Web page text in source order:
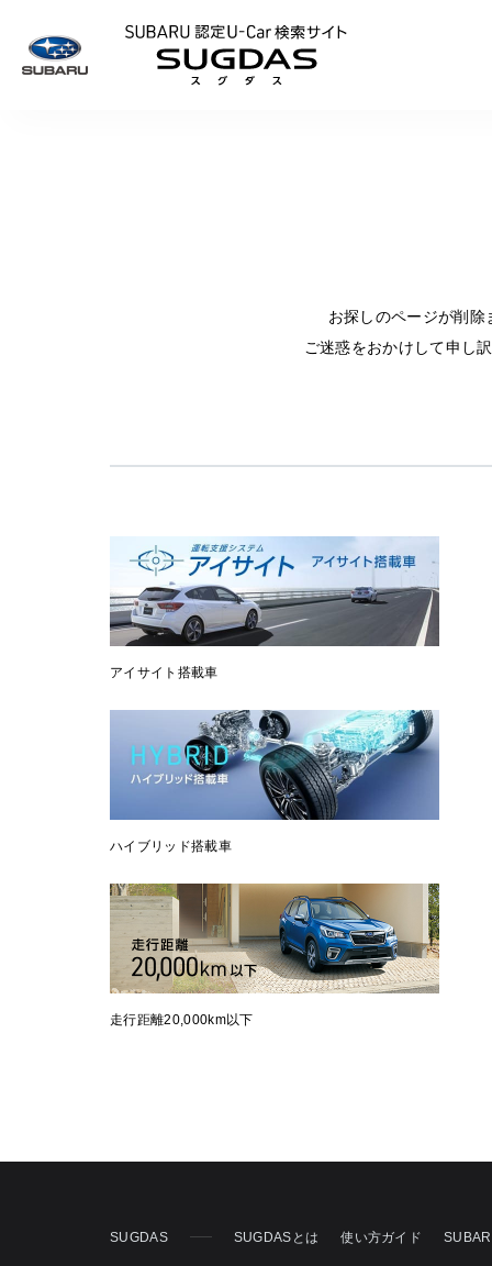
お探しのページが削
ご迷惑をおかけして申し
アイサイト搭載車
ハイブリッド搭載車
走行距離20,000km以下
SUGDAS SUGDASとは 使い方ガイド